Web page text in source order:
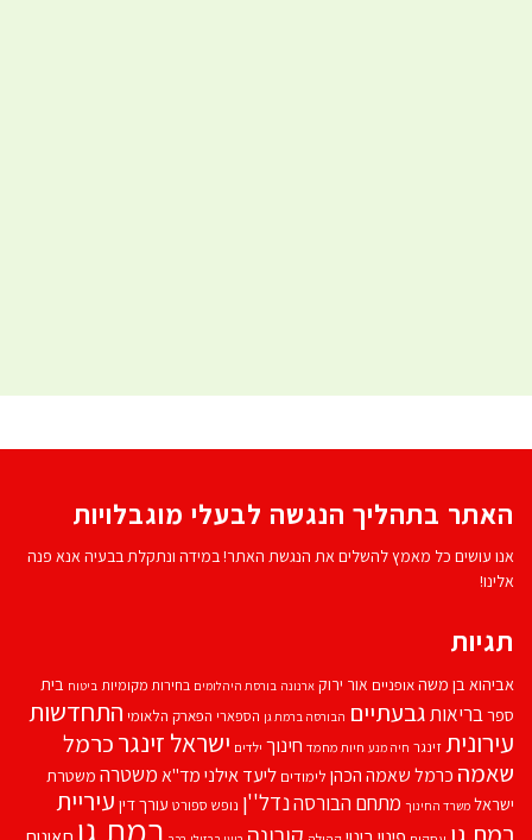
האתר בתהליך הנגשה לבעלי מוגבלויות
אנו עושים כל מאמץ להשלים את הנגשת האתר! במידה ונתקלת בבעיה אנא פנה
אלינו!
תגיות
אביהוא בן משהאופניים אור ירוק ארנונה בורסת היהלומים בחירות מקומיות ביטוח בית
ספרבריאותגבעתיים הבורסה ברמת גן הספארי הפארק הלאומי התחדשות
עירוניתזינגר חיה מנע חיות מחמד חינוך ילדים ישראל זינגרכרמל
שאמה כרמל שאמה הכהן לימודים ליעד אילנימד''אמשטרה משטרת
ישראל משרד החינוך מתחם הבורסהנדל''ן נופש ספורט עורך דין עיריית
רמת גן